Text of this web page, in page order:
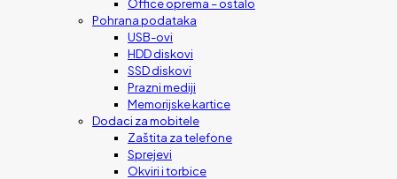
Office oprema – ostalo
Pohrana podataka
USB-ovi
HDD diskovi
SSD diskovi
Prazni mediji
Memorijske kartice
Dodaci za mobitele
Zaštita za telefone
Sprejevi
Okviri i torbice